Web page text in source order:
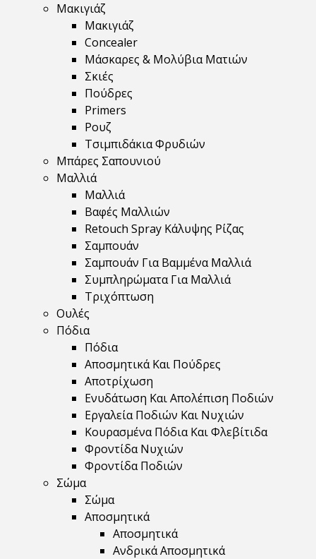
Μακιγιάζ
Μακιγιάζ
Concealer
Μάσκαρες & Μολύβια Ματιών
Σκιές
Πούδρες
Primers
Ρουζ
Τσιμπιδάκια Φρυδιών
Μπάρες Σαπουνιού
Μαλλιά
Μαλλιά
Βαφές Μαλλιών
Retouch Spray Κάλυψης Ρίζας
Σαμπουάν
Σαμπουάν Για Βαμμένα Μαλλιά
Συμπληρώματα Για Μαλλιά
Τριχόπτωση
Ουλές
Πόδια
Πόδια
Αποσμητικά Και Πούδρες
Αποτρίχωση
Ενυδάτωση Και Απολέπιση Ποδιών
Εργαλεία Ποδιών Και Νυχιών
Κουρασμένα Πόδια Και Φλεβίτιδα
Φροντίδα Νυχιών
Φροντίδα Ποδιών
Σώμα
Σώμα
Αποσμητικά
Αποσμητικά
Ανδρικά Αποσμητικά